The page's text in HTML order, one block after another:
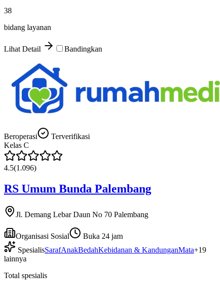
38
bidang layanan
Lihat Detail Bandingkan
Beroperasi
Terverifikasi
Kelas C
4.5(1.096)
RS Umum Bunda Palembang
Jl. Demang Lebar Daun No 70 Palembang
Organisasi Sosial
Buka 24 jam
SpesialisSarafAnakBedahKebidanan & KandunganMata+19
lainnya
Total spesialis